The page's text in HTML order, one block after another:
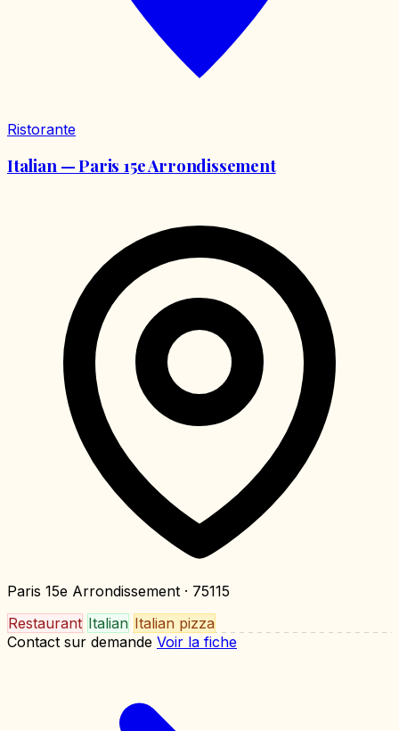
Ristorante
Italian — Paris 15e Arrondissement
Paris 15e Arrondissement · 75115
Restaurant Italian Italian pizza
Contact sur demande Voir la fiche